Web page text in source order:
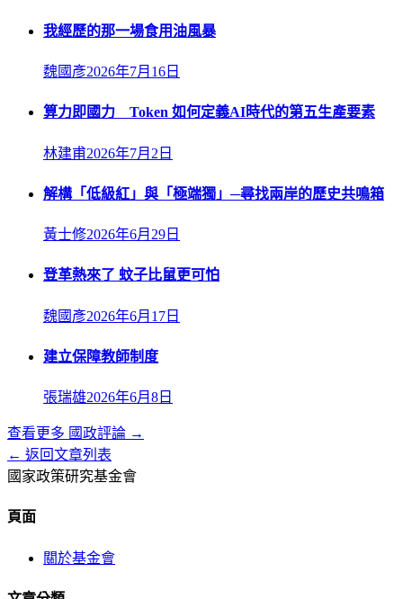
我經歷的那一場食用油風暴
魏國彥2026年7月16日
算力即國力 Token 如何定義AI時代的第五生產要素
林建甫2026年7月2日
解構「低級紅」與「極端獨」─尋找兩岸的歷史共鳴箱
黃士修2026年6月29日
登革熱來了 蚊子比鼠更可怕
魏國彥2026年6月17日
建立保障教師制度
張瑞雄2026年6月8日
查看更多 國政評論 →
← 返回文章列表
國家政策研究基金會
頁面
關於基金會